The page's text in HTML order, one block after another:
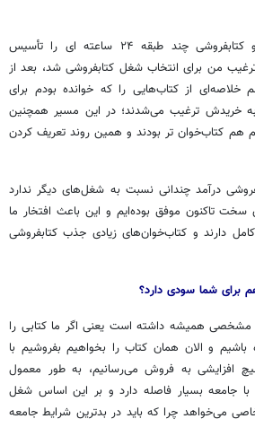
آقای پنامبرا پولدار می‌شود و کتابفروشی چند طبقه ۲۴ ساعته ای را تأسیس
من برای انتخاب شغل کتابفروشی شد، بعد از
خلاصه‌ای از کتاب‌هایی را که خوانده بودم برای
به خریدش ترغیب می‌شدند؛ در این مسیر همچنین
هم کتاب‌خوان تر بودند و همین روند تعریف کردن
درآمد چندانی نسبت به شغل‌های دیگر ندارد
سخت تاکنون موفق بوده‌ایم و این باعث افتخار ما
دارند و کتاب‌خوان‌های زیادی جذب کتابفروشی
برای شما سودی دارد؟
مشخصی همیشه داشته است یعنی اگر ما کتابی را
و الان همان کتاب را بخواهیم بفروشیم با
افزایشی به فروش می‌رسانیم، به طور معمول
با جامعه بسیار فاصله دارد و بر این اساس شغل
می‌خواهد چرا که باید در بدترین شرایط جامعه